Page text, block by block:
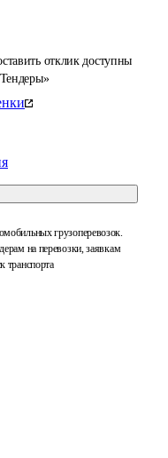
отклик доступны
грузоперевозок.
на перевозки, заявкам
транспорта